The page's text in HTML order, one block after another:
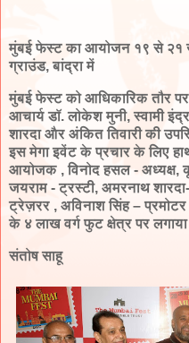
मुंबई फेस्टका आयोजन १९ से २१
ग्राउंड, बांद्रा में
मुंबई फेस्ट को आधिकारिक तौर पर
आचार्य डॉ. लोकेश मुनी, स्वामी
शारदा और अंकित तिवारी की
इस मेगा इवेंट के प्रचार के लिए
आयोजक , विनोद हसल - अध्यक्ष,
जयराम - ट्रस्टी, अमरनाथ
ट्रेज़रर , अविनाश सिंह –
के ४ लाख वर्ग फुट क्षेत्र पर लगाया
संतोष साहू